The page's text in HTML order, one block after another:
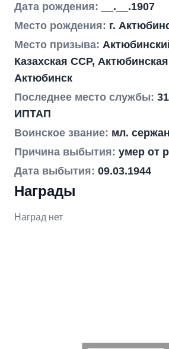
Дата рождения:
__.__.1907
Место рождения: г.
Место призыва:
Казахская ССР, Актюбинская
Актюбинск
Последнее место службы:
ИПТАП
Воинское звание: мл.
Причина выбытия: умер от
Дата выбытия: 09.03.1944
Награды
Наград нет